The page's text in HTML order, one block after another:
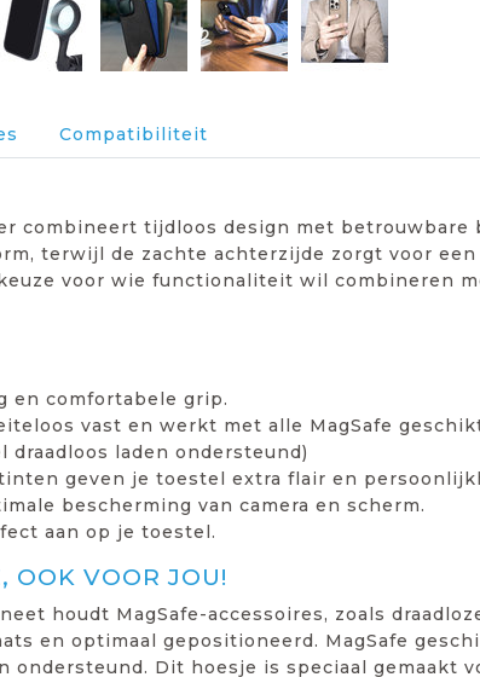
Compatibiliteit
combineert tijdloos design met betrouwbare
terwijl de zachte achterzijde zorgt voor
voor wie functionaliteit wil combineren
en comfortabele grip.
vast en werkt met alle MagSafe
laden ondersteund)
geven je toestel extra flair en
bescherming van camera en scherm.
aan op je toestel.
OOK VOOR JOU!
houdt MagSafe-accessoires, zoals
en optimaal gepositioneerd. MagSafe
ondersteund. Dit hoesje is speciaal gemaakt